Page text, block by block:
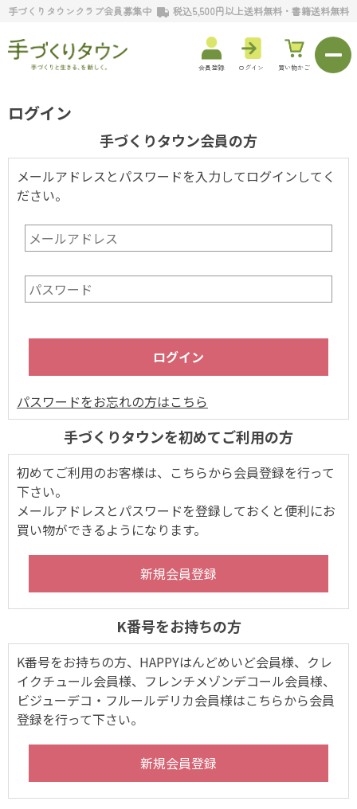
手づくりタウンクラブ会員募集中 税込5,500円以上送料無料・書籍送料無料
会員登録 ログイン 買い物かご
ログイン
手づくりタウン会員の方
メールアドレスとパスワードを入力してログインしてく
ださい。
パスワードをお忘れの方はこちら
手づくりタウンを初めてご利用の方
初めてご利用のお客様は、こちらから会員登録を行って
下さい。
メールアドレスとパスワードを登録しておくと便利にお
買い物ができるようになります。
K番号をお持ちの方
K番号をお持ちの方、HAPPYはんどめいど会員様、クレ
イクチュール会員様、フレンチメゾンデコール会員様、
ビジューデコ・フルールデリカ会員様はこちらから会員
登録を行って下さい。